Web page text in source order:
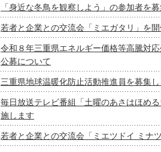
「身近な冬鳥を観察しよう」の参加者を
若者と企業との交流会「ミエガタリ」を
令和８年三重県エネルギー価格等高騰対
公募について
三重県地球温暖化防止活動推進員を募集
毎日放送テレビ番組「土曜のあさはほめ
施します
若者と企業との交流会「ミエツドイ ミナ